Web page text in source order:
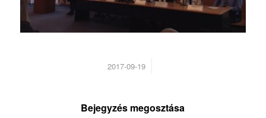
2017-09-19
/
Bejegyzés megosztása